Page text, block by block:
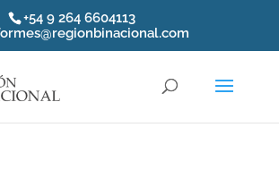
+54 9 264 6604113